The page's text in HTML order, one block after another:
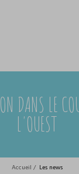
DANS LE
L'OUEST
Accueil / Les news